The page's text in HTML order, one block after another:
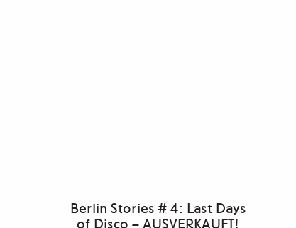
Berlin Stories # 4: Last Days
of Disco – AUSVERKAUFT!